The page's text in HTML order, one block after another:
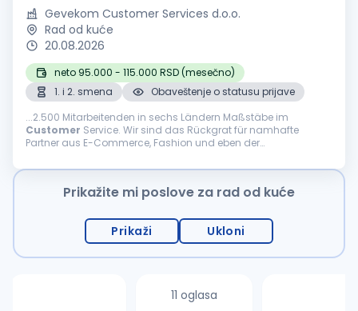
Gevekom Customer Services d.o.o.
Rad od kuće
20.08.2026
neto 95.000 - 115.000 RSD (mesečno)
1. i 2. smena
Obaveštenje o statusu prijave
...2.500 Mitarbeitenden in sechs Ländern Maßstäbe im
Customer Service. Wir sind das Rückgrat für namhafte
Partner aus E-Commerce, Fashion und eben der
Innovation und...
Prikažite mi poslove za rad od kuće
Prikaži Ukloni
11 oglasa